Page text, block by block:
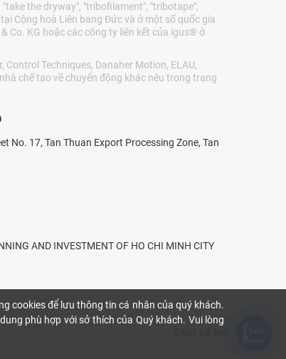
"take the dryway", "tribofilament", "tribotape",
Cộng hoà Liên bang Đức và ở một số quốc gia
Co. KG hoặc các công ty liên kết của igus® ở
Techniques, Danaher Motion, ELAU,
nhà chế tạo về chuyển động khác nêu trong trang
No. 17, Tan Thuan Export Processing Zone, Tan
AND INVESTMENT OF HO CHI MINH CITY
cookies để lưu thông tin cá nhân của quý khách.
phù hợp với sở thích của Quý khách. Vui lòng